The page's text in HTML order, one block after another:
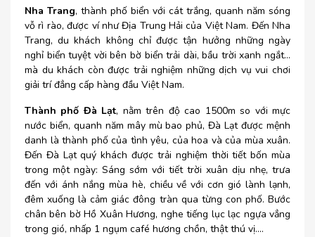
Nha Trang, thành phố biển với cát trắng, quanh năm sóng
vỗ rì rào, được ví như Địa Trung Hải của Việt Nam. Đến Nha
Trang, du khách không chỉ được tận hưởng những ngày
nghỉ biển tuyệt vời bên bờ biển trải dài, bầu trời xanh ngắt…
mà du khách còn được trải nghiệm những dịch vụ vui chơi
giải trí đẳng cấp hàng đầu Việt Nam.
Thành phố Đà Lạt, nằm trên độ cao 1500m so với mực
nước biển, quanh năm mây mù bao phủ, Đà Lạt được mệnh
danh là thành phố của tình yêu, của hoa và của mùa xuân.
Đến Đà Lạt quý khách được trải nghiệm thời tiết bốn mùa
trong một ngày: Sáng sớm với tiết trời xuân dịu nhẹ, trưa
đến với ánh nắng mùa hè, chiều về với cơn gió lành lạnh,
đêm xuống là cảm giác đông tràn qua từng con phố. Bước
chân bên bờ Hồ Xuân Hương, nghe tiếng lục lạc ngựa vẳng
trong gió, nhấp 1 ngụm café hương chồn, thật thú vị….